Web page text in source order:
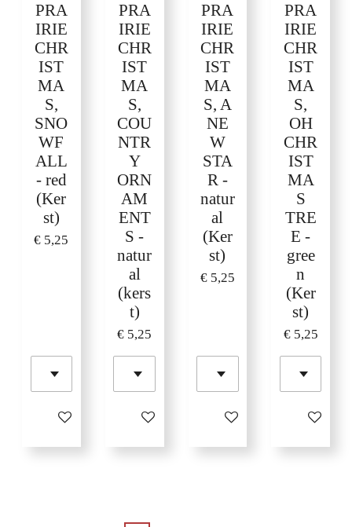
PRA
IRIE
CHR
IST
MA
S,
SNO
WF
ALL
- red
(Ker
st)
€ 5,25
In winkelwagen
PRA
IRIE
CHR
IST
MA
S,
COU
NTR
Y
ORN
AM
ENT
S -
natur
al
(kers
t)
€ 5,25
In winkelwagen
PRA
IRIE
CHR
IST
MA
S, A
NE
W
STA
R -
natur
al
(Ker
st)
€ 5,25
In winkelwagen
PRA
IRIE
CHR
IST
MA
S,
OH
CHR
IST
MA
S
TRE
E -
gree
n
(Ker
st)
€ 5,25
In